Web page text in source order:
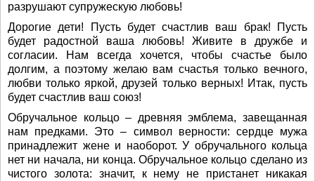
разрушают супружескую любовь!
Дорогие дети! Пусть будет счастлив ваш брак! Пусть
будет радостной ваша любовь! Живите в дружбе и
согласии. Нам всегда хочется, чтобы счастье было
долгим, а поэтому желаю вам счастья только вечного,
любви только яркой, друзей только верных! Итак, пусть
будет счастлив ваш союз!
Обручальное кольцо – древняя эмблема, завещанная
нам предками. Это – символ верности: сердце мужа
принадлежит жене и наоборот. У обручального кольца
нет ни начала, ни конца. Обручальное кольцо сделано из
чистого золота: значит, к нему не пристанет никакая